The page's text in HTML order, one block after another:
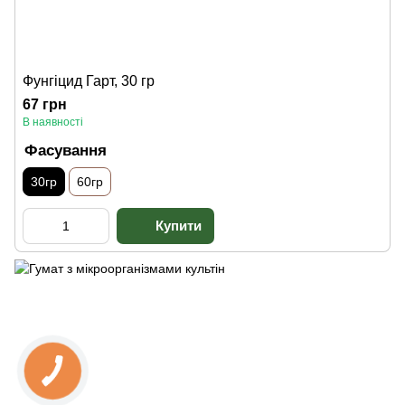
Фунгіцид Гарт, 30 гр
67 грн
В наявності
Фасування
30гр 60гр